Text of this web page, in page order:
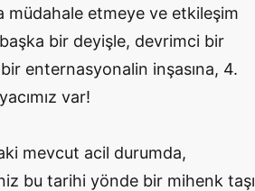
müdahale etmeye ve etkileşim
bir deyişle, devrimci bir
enternasyonalin inşasına, 4.
var!
mevcut acil durumda,
bu tarihi yönde bir mihenk taşı